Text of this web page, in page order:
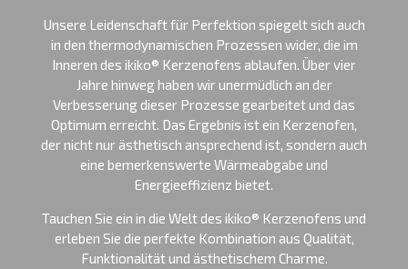
Unsere Leidenschaft für Perfektion spiegelt sich auch
in den thermodynamischen Prozessen wider, die im
Inneren des ikiko® Kerzenofens ablaufen. Über vier
Jahre hinweg haben wir unermüdlich an der
Verbesserung dieser Prozesse gearbeitet und das
Optimum erreicht. Das Ergebnis ist ein Kerzenofen,
der nicht nur ästhetisch ansprechend ist, sondern auch
eine bemerkenswerte Wärmeabgabe und
Energieeffizienz bietet.
Tauchen Sie ein in die Welt des ikiko® Kerzenofens und
erleben Sie die perfekte Kombination aus Qualität,
Funktionalität und ästhetischem Charme.